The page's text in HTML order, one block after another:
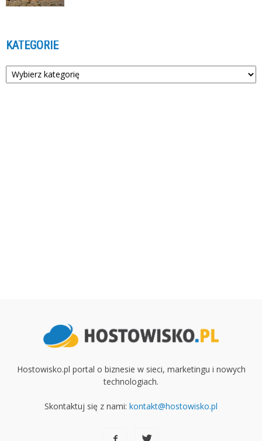
KATEGORIE
Kategorie
Hostowisko.pl portal o biznesie w sieci, marketingu i nowych
technologiach.
Skontaktuj się z nami: kontakt@hostowisko.pl